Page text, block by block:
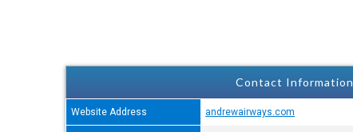
Contact Information
Website Address andrewairways.com